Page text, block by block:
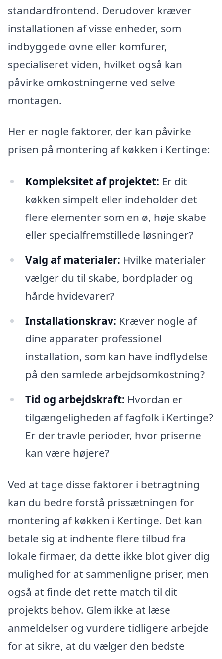
standardfrontend. Derudover kræver
installationen af visse enheder, som
indbyggede ovne eller komfurer,
specialiseret viden, hvilket også kan
påvirke omkostningerne ved selve
montagen.
Her er nogle faktorer, der kan påvirke
prisen på montering af køkken i Kertinge:
Kompleksitet af projektet: Er dit
køkken simpelt eller indeholder det
flere elementer som en ø, høje skabe
eller specialfremstillede løsninger?
Valg af materialer: Hvilke materialer
vælger du til skabe, bordplader og
hårde hvidevarer?
Installationskrav: Kræver nogle af
dine apparater professionel
installation, som kan have indflydelse
på den samlede arbejdsomkostning?
Tid og arbejdskraft: Hvordan er
tilgængeligheden af fagfolk i Kertinge?
Er der travle perioder, hvor priserne
kan være højere?
Ved at tage disse faktorer i betragtning
kan du bedre forstå prissætningen for
montering af køkken i Kertinge. Det kan
betale sig at indhente flere tilbud fra
lokale firmaer, da dette ikke blot giver dig
mulighed for at sammenligne priser, men
også at finde det rette match til dit
projekts behov. Glem ikke at læse
anmeldelser og vurdere tidligere arbejde
for at sikre, at du vælger den bedste